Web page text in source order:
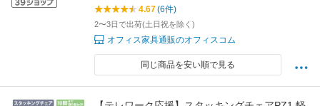
4.67(6件)
2〜3日で出荷(土日祝を除く)
オフィス家具通販のオフィスコム
同じ商品を安い順で見る